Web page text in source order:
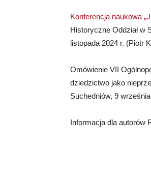
Konferencja naukowa
Historyczne Oddział w
listopada 2024 r. (Piotr
Omówienie VII
dziedzictwo jako
Suchedniów, 9
Informacja dla autorów